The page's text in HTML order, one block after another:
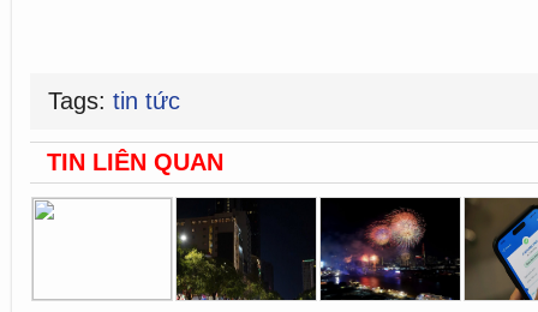
Tags: tin tức
TIN LIÊN QUAN